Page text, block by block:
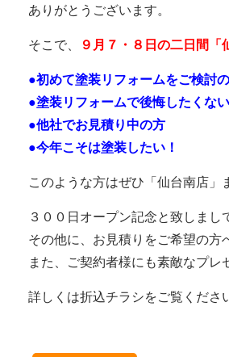
ありがとうございます。
そこで、 ９月７・８日の二日間「
●初めて塗装リフォームをご検討
●塗装リフォームで後悔したくな
●他社でお見積り中の方
●今年こそは塗装したい！
このような方はぜひ「仙台南店」
３００日オープン記念と致しまし
その他に、お見積りをご希望の方
また、ご契約者様にも素敵なプレ
詳しくは折込チラシをご覧くださ